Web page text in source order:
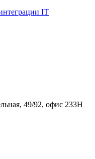
49/92, офис 233Н